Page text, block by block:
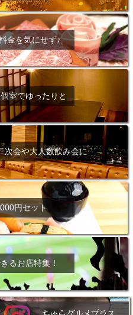
金を気にせず♪
室でゆったりと
次会や大人数飲み会に
円セット
るお店特集！